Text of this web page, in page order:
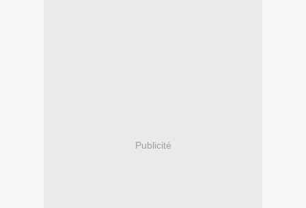
Publicité